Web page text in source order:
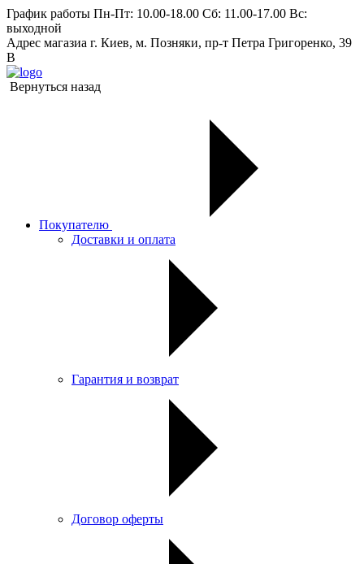
График работы Пн-Пт: 10.00-18.00 Сб: 11.00-17.00 Вс:
выходной
Адрес магазиа г. Киев, м. Позняки, пр-т Петра Григоренко, 39
В
Вернуться назад
Покупателю
Доставки и оплата
Гарантия и возврат
Договор оферты